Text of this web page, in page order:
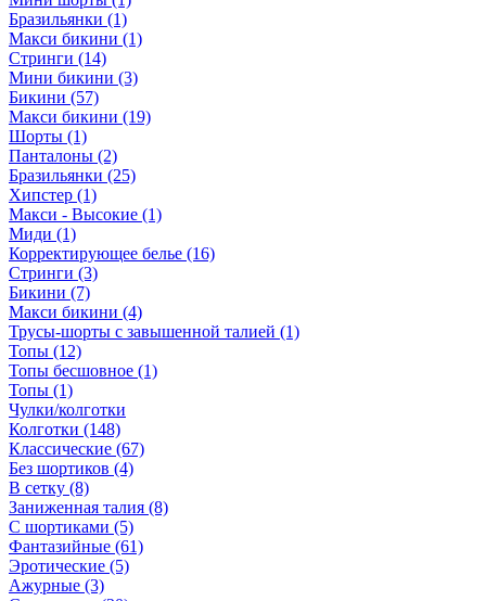
Бразильянки (1)
Макси бикини (1)
Стринги (14)
Мини бикини (3)
Бикини (57)
Макси бикини (19)
Шорты (1)
Панталоны (2)
Бразильянки (25)
Хипстер (1)
Макси - Высокие (1)
Миди (1)
Корректирующее белье (16)
Стринги (3)
Бикини (7)
Макси бикини (4)
Трусы-шорты с завышенной талией (1)
Топы (12)
Топы бесшовное (1)
Топы (1)
Чулки/колготки
Колготки (148)
Классические (67)
Без шортиков (4)
В сетку (8)
Заниженная талия (8)
C шортиками (5)
Фантазийные (61)
Эротические (5)
Ажурные (3)